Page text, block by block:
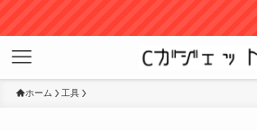
ホーム 工具